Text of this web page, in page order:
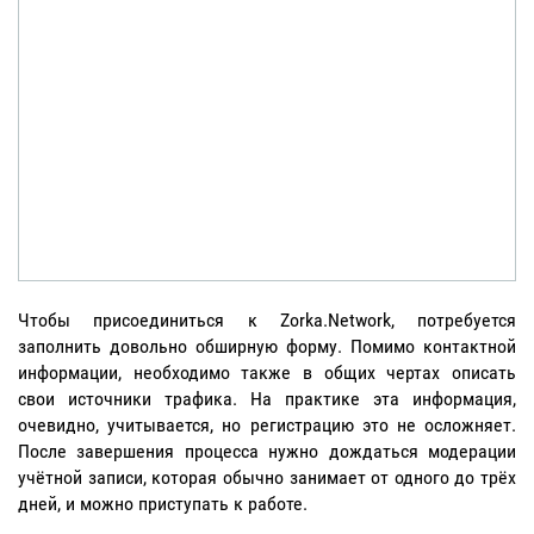
Чтобы присоединиться к Zorka.Network, потребуется
заполнить довольно обширную форму. Помимо контактной
информации, необходимо также в общих чертах описать
свои источники трафика. На практике эта информация,
очевидно, учитывается, но регистрацию это не осложняет.
После завершения процесса нужно дождаться модерации
учётной записи, которая обычно занимает от одного до трёх
дней, и можно приступать к работе.